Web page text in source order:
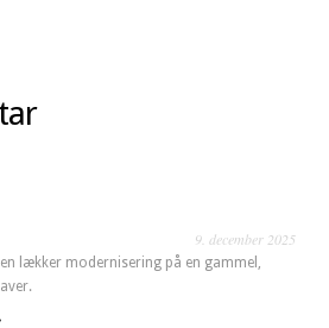
9. december 2025
lækker modernisering på en gammel,